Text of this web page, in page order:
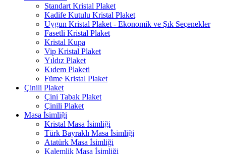
Standart Kristal Plaket
Kadife Kutulu Kristal Plaket
Uygun Kristal Plaket - Ekonomik ve Şık Seçenekler
Fasetli Kristal Plaket
Kristal Kupa
Vip Kristal Plaket
Yıldız Plaket
Kıdem Plaketi
Füme Kristal Plaket
Çinili Plaket
Çini Tabak Plaket
Çinili Plaket
Masa İsimliği
Kristal Masa İsimliği
Türk Bayraklı Masa İsimliği
Atatürk Masa İsimliği
Kalemlik Masa İsimliği